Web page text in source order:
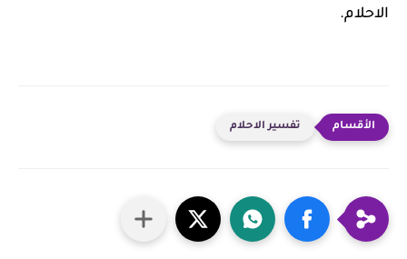
الاحلام.
تفسير الاحلام